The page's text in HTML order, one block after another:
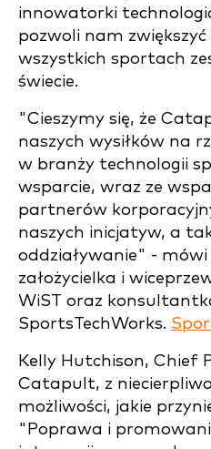
innowatorki
pozwoli nam
wszystkich sportach
świecie.
"Cieszymy się, że
naszych wysiłków na
w branży technologii
wsparcie, wraz ze
partnerów
naszych inicjatyw, a
oddziaływanie" -
założycielka i
WiST oraz
SportsTechWorks.
Kelly Hutchison, Chief
Catapult, z
możliwości, jakie
"Poprawa i